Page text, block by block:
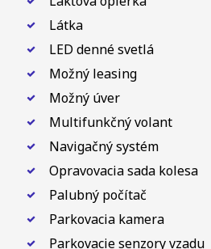
Látka
LED denné svetlá
Možný leasing
Možný úver
Multifunkčný volant
Navigačný systém
Opravovacia sada kolesa
Palubný počítač
Parkovacia kamera
Parkovacie senzory vzadu